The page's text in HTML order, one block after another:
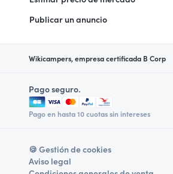
Publicar un anuncio
Wikicampers, empresa certificada B Corp
Pago seguro.
Pago en hasta 10 cuotas sin intereses
🍪 Gestión de cookies
Aviso legal